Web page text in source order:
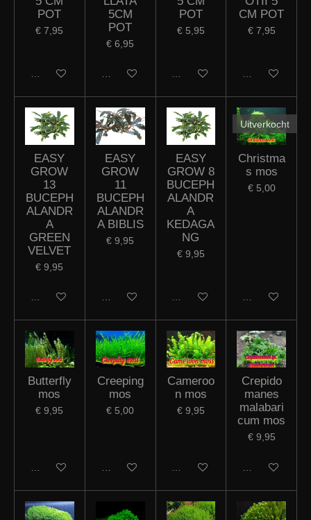
POT
€ 7,95
In winkelwagen
5CM
POT
€ 6,95
In winkelwagen
POT
€ 5,95
Houd mij op de hoogte
CM POT
€ 7,95
In winkelwagen
EASY
GROW
13
BUCEPH
ALANDR
A
GREEN
VELVET
€ 9,95
In winkelwagen
EASY
GROW
11
BUCEPH
ALANDR
A BIBLIS
€ 9,95
In winkelwagen
EASY
GROW 8
BUCEPH
ALANDR
A
KEDAGA
NG
€ 9,95
In winkelwagen
Uitverkocht
Christma
s mos
€ 5,00
Houd mij op
Butterfly
mos
€ 9,95
In winkelwagen
Creeping
mos
€ 5,00
In winkelwagen
Cameroo
n mos
€ 9,95
In winkelwagen
Crepido
manes
malabari
cum mos
€ 9,95
In winkelwagen